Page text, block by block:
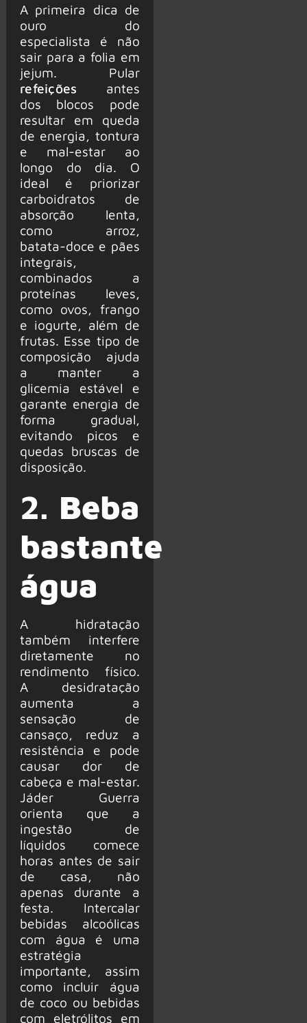
A primeira dica de
ouro do
especialista é não
sair para a folia em
jejum. Pular
refeições antes
dos blocos pode
resultar em queda
de energia, tontura
e mal-estar ao
longo do dia. O
ideal é priorizar
carboidratos de
absorção lenta,
como arroz,
batata-doce e pães
integrais,
combinados a
proteínas leves,
como ovos, frango
e iogurte, além de
frutas. Esse tipo de
composição ajuda
a manter a
glicemia estável e
garante energia de
forma gradual,
evitando picos e
quedas bruscas de
disposição.
2. Beba
bastante
água
A hidratação
também interfere
diretamente no
rendimento físico.
A desidratação
aumenta a
sensação de
cansaço, reduz a
resistência e pode
causar dor de
cabeça e mal-estar.
Jáder Guerra
orienta que a
ingestão de
líquidos comece
horas antes de sair
de casa, não
apenas durante a
festa. Intercalar
bebidas alcoólicas
com água é uma
estratégia
importante, assim
como incluir água
de coco ou bebidas
com eletrólitos em